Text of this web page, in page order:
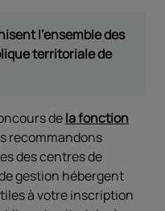
l'ensemble des
territoriale de
dela fonction
recommandons
des centres de
gestion hébergent
à votre inscription